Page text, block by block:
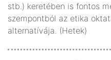
stb.) keretében is fontos
szempontból az etika
alternatívája. (Hetek)